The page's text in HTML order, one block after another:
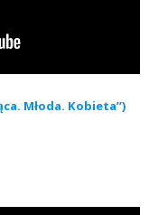
Młoda. Kobieta”)